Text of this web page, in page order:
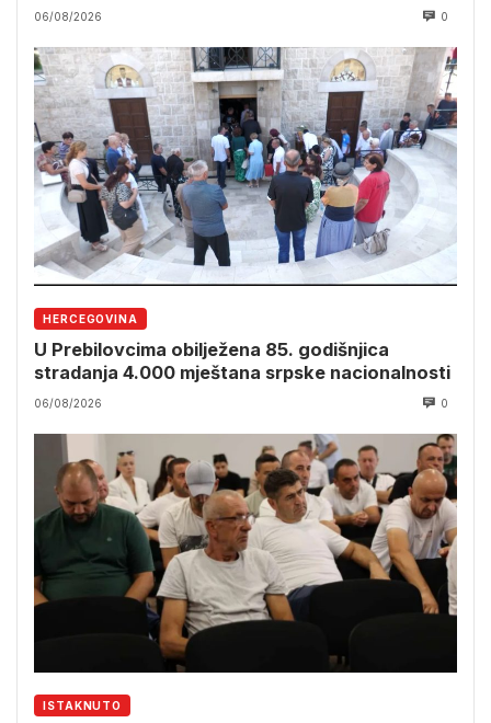
06/08/2026 0
HERCEGOVINA
U Prebilovcima obilježena 85. godišnjica
stradanja 4.000 mještana srpske nacionalnosti
06/08/2026 0
ISTAKNUTO